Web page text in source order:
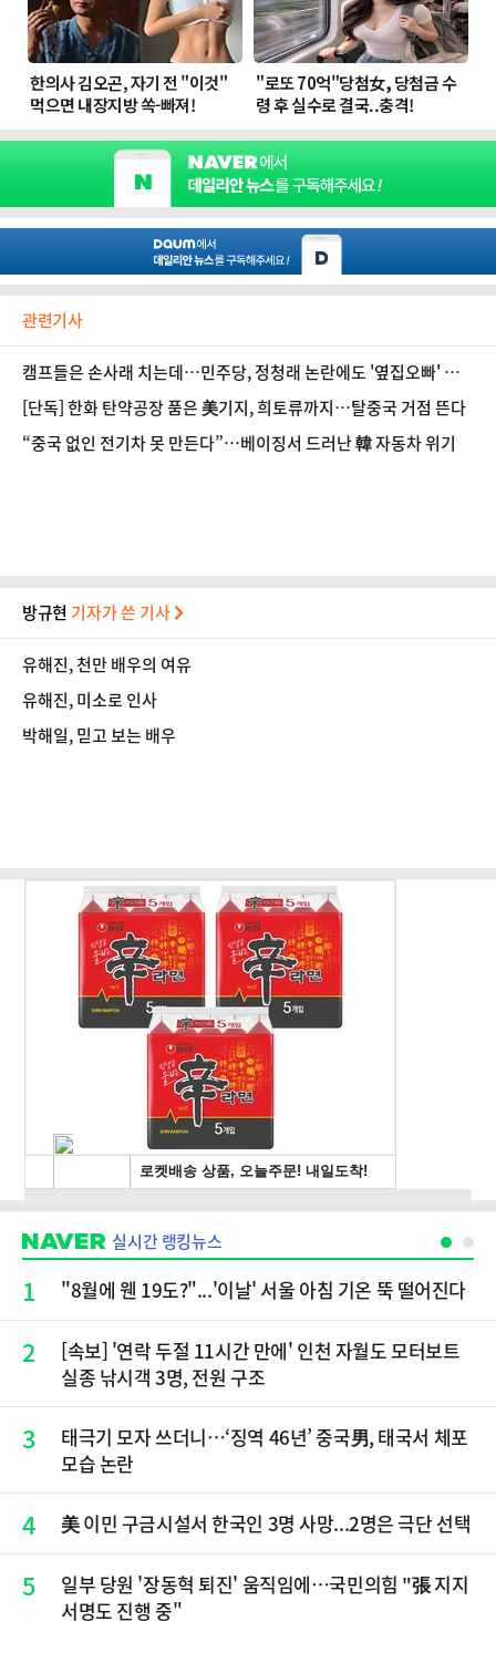
관련기사
캠프들은 손사래 치는데…민주당, 정청래 논란에도 '옆집오빠' 선
거유세송 확정
[단독] 한화 탄약공장 품은 美기지, 희토류까지…탈중국 거점 뜬다
“중국 없인 전기차 못 만든다”…베이징서 드러난 韓 자동차 위기
방규현 기자가 쓴 기사
유해진, 천만 배우의 여유
유해진, 미소로 인사
박해일, 믿고 보는 배우
실시간 랭킹뉴스
1 "8월에 웬 19도?"...'이날' 서울 아침 기온 뚝 떨어진다
2
[속보] '연락 두절 11시간 만에' 인천 자월도 모터보트
실종 낚시객 3명, 전원 구조
3
태극기 모자 쓰더니…‘징역 46년’ 중국男, 태국서 체포
모습 논란
4 美 이민 구금시설서 한국인 3명 사망...2명은 극단 선택
5
일부 당원 '장동혁 퇴진' 움직임에…국민의힘 "張 지지
서명도 진행 중"